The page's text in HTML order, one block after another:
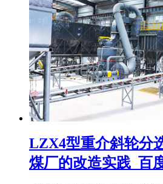
LZX4型重介斜轮分
煤厂的改造实践_百